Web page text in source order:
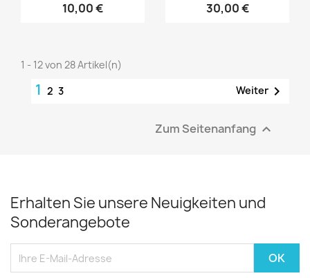
10,00 € 30,00 €
1 - 12 von 28 Artikel(n)
1 2 3 Weiter 
Zum Seitenanfang 
Erhalten Sie unsere Neuigkeiten und
Sonderangebote